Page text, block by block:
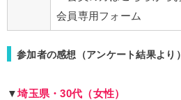
会員専用フォーム
参加者の感想（アンケート結果より）
▼埼玉県・30代（女性）